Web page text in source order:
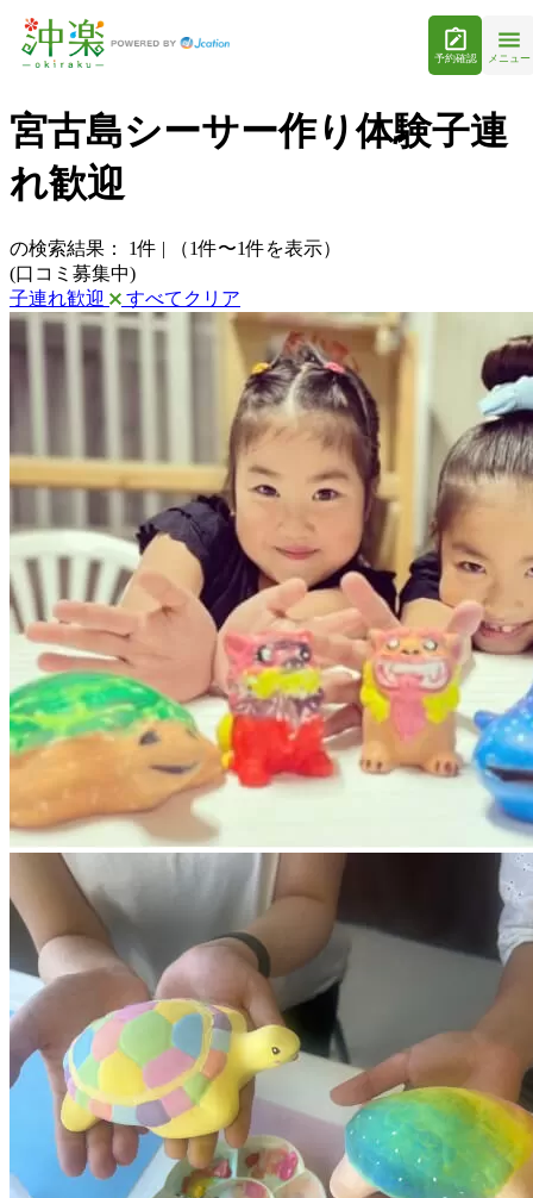
予約確認 メニュー
宮古島シーサー作り体験子連
れ歓迎
の検索結果： 1件 |
（1件〜1件を表示）
(口コミ募集中)
子連れ歓迎
すべてクリア